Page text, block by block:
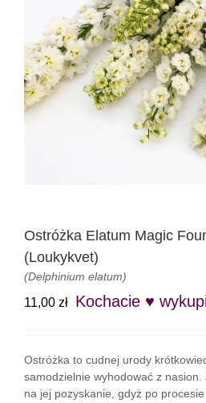
Ostróżka Elatum Magic
(Loukykvet)
(Delphinium elatum)
11,00 zł Kochacie ♥
Ostróżka to cudnej urody
samodzielnie wyhodować z
na jej pozyskanie, gdyż po